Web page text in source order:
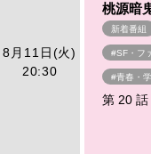
8月11日(火)
20:30
桃源暗
新着番組
#SF・フ
#青春・
第 20 話